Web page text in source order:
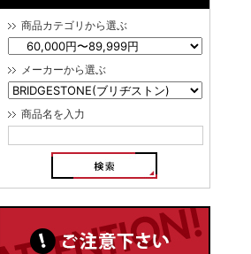
商品カテゴリから選ぶ
メーカーから選ぶ
商品名を入力